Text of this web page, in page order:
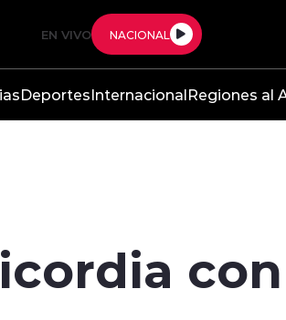
EN VIVO NACIONAL
DeportesInternacionalRegiones al